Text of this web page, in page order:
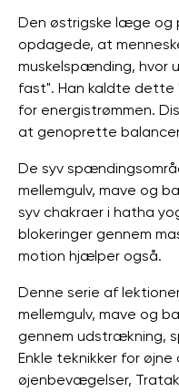
Den østrigske læge og
opdagede, at
muskelspænding, hvor
fast". Han kaldte dette
for energistrømmen.
at genoprette
De syv
mellemgulv, mave og
syv chakraer i hatha
blokeringer gennem
motion hjælper også.
Denne serie af
mellemgulv, mave og
gennem udstrækning,
Enkle teknikker for øjne
øjenbevægelser,